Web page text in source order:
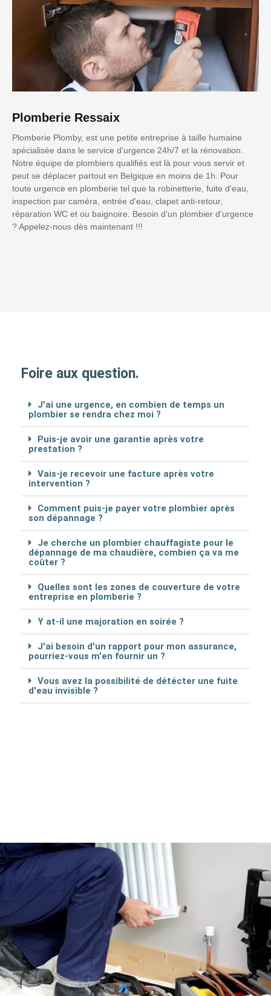
Plomberie Ressaix
Plomberie Plomby, est une petite entreprise à taille humaine
spécialisée dans le service d’urgence 24h/7 et la rénovation.
Notre équipe de plombiers qualifiés est là pour vous servir et
peut se déplacer partout en Belgique en moins de 1h. Pour
toute urgence en plomberie tel que la robinetterie, fuite d'eau,
inspection par caméra, entrée d'eau, clapet anti-retour,
réparation WC et ou baignoire. Besoin d'un plombier d'urgence
? Appelez-nous dès maintenant !!!
Foire aux question.
J'ai une urgence, en combien de temps un
plombier se rendra chez moi ?
Puis-je avoir une garantie après votre
prestation ?
Vais-je recevoir une facture après votre
intervention ?
Comment puis-je payer votre plombier après
son dépannage ?
Je cherche un plombier chauffagiste pour le
dépannage de ma chaudière, combien ça va me
coûter ?
Quelles sont les zones de couverture de votre
entreprise en plomberie ?
Y at-il une majoration en soirée ?
J'ai besoin d'un rapport pour mon assurance,
pourriez-vous m'en fournir un ?
Vous avez la possibilité de détécter une fuite
d'eau invisible ?